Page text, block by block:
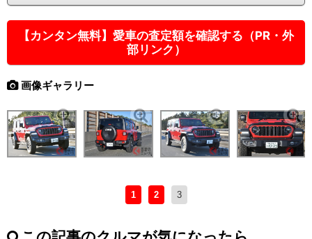
【カンタン無料】愛車の査定額を確認する（PR・外
部リンク）
画像ギャラリー
1 2 3